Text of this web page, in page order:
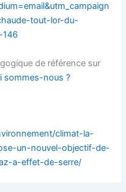
tout-lor-du-
de référence sur
sommes-nous ?
climat-la-
un-nouvel-objectif-de-
a-effet-de-serre/